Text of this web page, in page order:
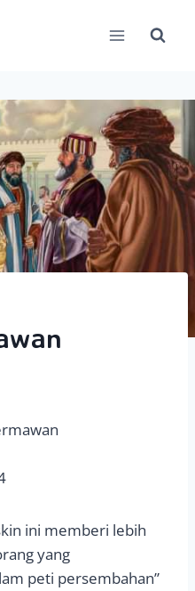
ini memberi lebih
yang
peti persembahan”